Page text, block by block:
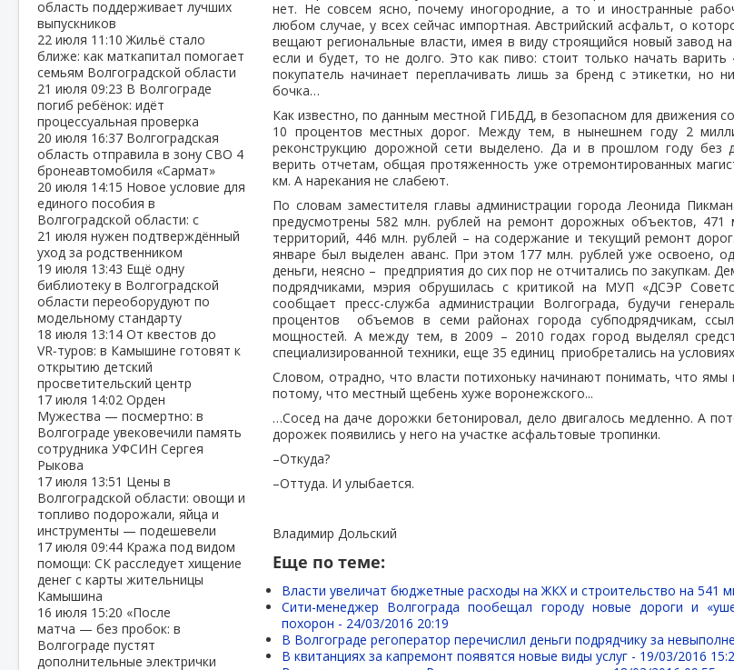
область поддерживает лучших
выпускников
22 июля 11:10Жильё стало
ближе: как маткапитал помогает
семьям Волгоградской области
21 июля 09:23 В Волгограде
погиб ребёнок: идёт
процессуальная проверка
20 июля 16:37 Волгоградская
область отправила в зону СВО 4
бронеавтомобиля «Сармат»
20 июля 14:15 Новое условие для
единого пособия в
Волгоградской области: с
21 июля нужен подтверждённый
уход за родственником
19 июля 13:43 Ещё одну
библиотеку в Волгоградской
области переоборудуют по
модельному стандарту
18 июля 13:14 От квестов до
VR‑туров: в Камышине готовят к
открытию детский
просветительский центр
17 июля 14:02 Орден
Мужества — посмертно: в
Волгограде увековечили память
сотрудника УФСИН Сергея
Рыкова
17 июля 13:51 Цены в
Волгоградской области: овощи и
топливо подорожали, яйца и
инструменты — подешевели
17 июля 09:44 Кража под видом
помощи: СК расследует хищение
денег с карты жительницы
Камышина
16 июля 15:20 «После
матча — без пробок: в
Волгограде пустят
дополнительные электрички
нет. Не совсем ясно, почему иногородние, а то и иностранные
любом случае, у всех сейчас импортная. Австрийский асфальт, о
вещают региональные власти, имея в виду строящийся новый завод
если и будет, то не долго. Это как пиво: стоит только начать варить
покупатель начинает переплачивать лишь за бренд с этикетки, но
бочка…
Как известно, по данным местной ГИБДД, в безопасном для движения
10 процентов местных дорог. Между тем, в нынешнем году 2
реконструкцию дорожной сети выделено. Да и в прошлом году без
верить отчетам, общая протяженность уже отремонтированных
км. А нарекания не слабеют.
По словам заместителя главы администрации города Леонида
предусмотрены 582 млн. рублей на ремонт дорожных объектов, 471
территорий, 446 млн. рублей – на содержание и текущий ремонт
январе был выделен аванс. При этом 177 млн. рублей уже освоено,
деньги, неясно – предприятия до сих пор не отчитались по закупкам.
подрядчиками, мэрия обрушилась с критикой на МУП «ДСЭР
сообщает пресс-служба администрации Волгограда, будучи
процентов объемов в семи районах города субподрядчикам,
мощностей. А между тем, в 2009 – 2010 годах город выделял
специализированной техники, еще 35 единиц приобретались на
Словом, отрадно, что власти потихоньку начинают понимать, что ямы
потому, что местный щебень хуже воронежского...
…Сосед на даче дорожки бетонировал, дело двигалось медленно. А
дорожек появились у него на участке асфальтовые тропинки.
–Откуда?
–Оттуда. И улыбается.
Владимир Дольский
Еще по теме:
Власти увеличат бюджетные расходы на ЖКХ и строительство на 541
Сити-менеджер Волгограда пообещал городу новые дороги и
похорон - 24/03/2016 20:19
В Волгограде регоператор перечислил деньги подрядчику за
В квитанциях за капремонт появятся новые виды услуг - 19/03/2016